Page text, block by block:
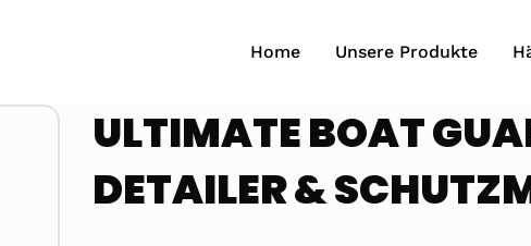
Home Unsere Produkte
Video-
ULTIMATE BOAT
DETAILER &